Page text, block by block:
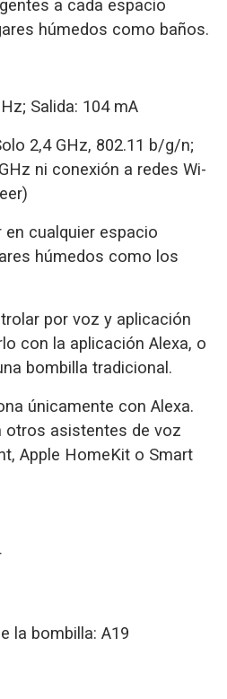
a cada espacio
húmedos como baños.
Salida: 104 mA
2,4 GHz, 802.11 b/g/n;
ni conexión a redes Wi-
en cualquier espacio
húmedos como los
por voz y aplicación
con la aplicación Alexa, o
bombilla tradicional.
únicamente con Alexa.
otros asistentes de voz
Apple HomeKit o Smart
la bombilla: A19